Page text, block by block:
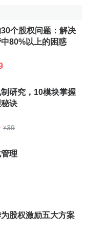
特区报》发布联合
与华为投资控股有
相关业务资产的全
让荣耀渠道和供应商
定整体出售荣耀业
勃向上、积极进取
，充分体现了华为
的创新，支持客户实
个股权问题：解决
80%以上的困惑
研究，10模块掌握
诀
¥39
理
股权激励五大方案